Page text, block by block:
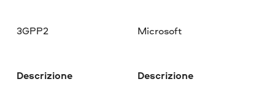
3GPP2
Descrizione
Microsoft
Descrizione